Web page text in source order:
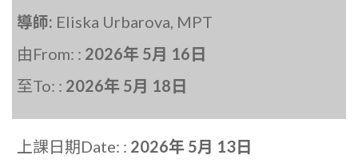
導師: Eliska Urbarova, MPT
由From: : 2026年 5月 16日
至To: : 2026年 5月 18日
上課日期Date: : 2026年 5月 13日